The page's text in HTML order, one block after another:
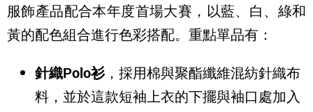
服飾產品配合本年度首場大賽，以藍、白、綠和
黃的配色組合進行色彩搭配。重點單品有：
針織Polo衫，採用棉與聚酯纖維混紡針織布
料，並於這款短袖上衣的下擺與袖口處加入